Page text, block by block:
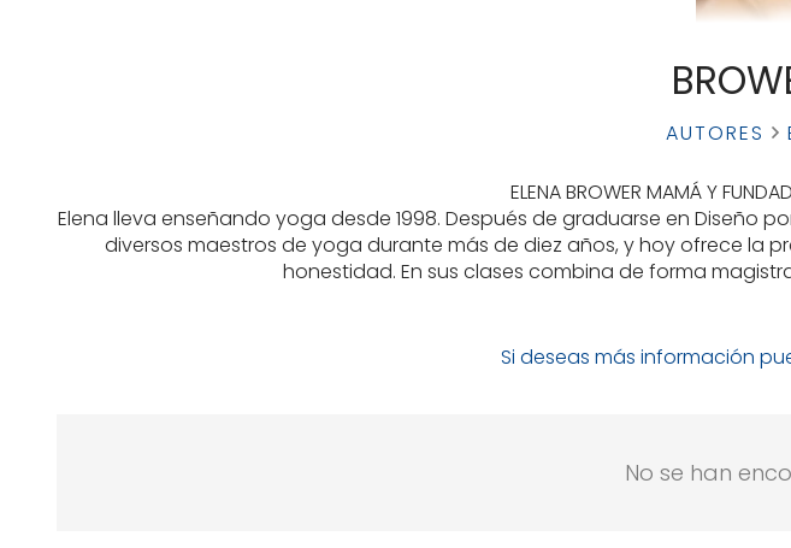
AUTORES
ELENA BROWER MAMÁ Y
Elena lleva enseñando yoga desde 1998. Después de graduarse en Diseño
diversos maestros de yoga durante más de diez años, y hoy ofrece
honestidad. En sus clases combina de forma
Si deseas más información
No se han